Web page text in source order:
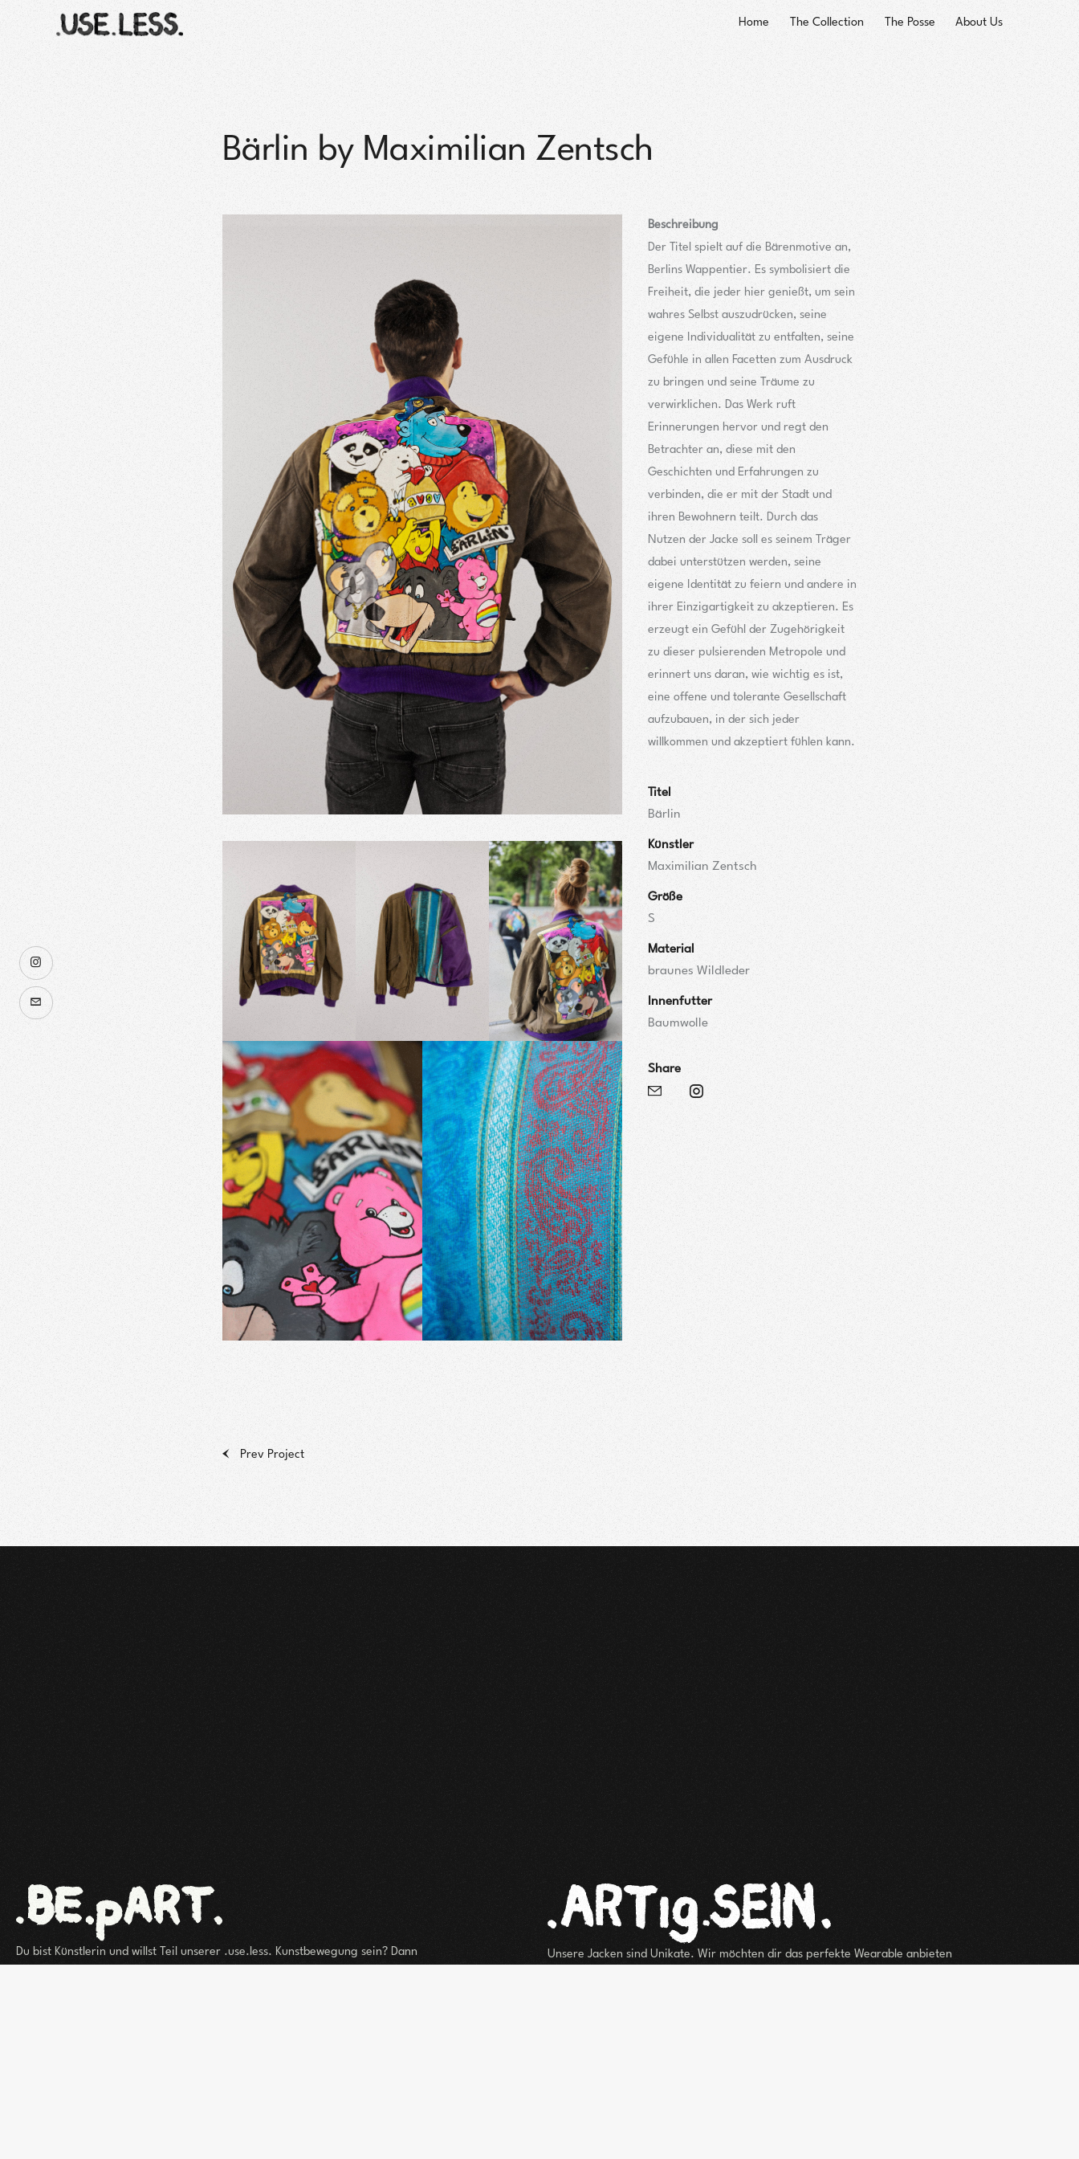
Home The Collection The Posse About Us
Bärlin by Maximilian Zentsch
Beschreibung
Der Titel spielt auf die Bärenmotive an,
Berlins Wappentier. Es symbolisiert die
Freiheit, die jeder hier genießt, um sein
wahres Selbst auszudrücken, seine
eigene Individualität zu entfalten, seine
Gefühle in allen Facetten zum Ausdruck
zu bringen und seine Träume zu
verwirklichen. Das Werk ruft
Erinnerungen hervor und regt den
Betrachter an, diese mit den
Geschichten und Erfahrungen zu
verbinden, die er mit der Stadt und
ihren Bewohnern teilt. Durch das
Nutzen der Jacke soll es seinem Träger
dabei unterstützen werden, seine
eigene Identität zu feiern und andere in
ihrer Einzigartigkeit zu akzeptieren. Es
erzeugt ein Gefühl der Zugehörigkeit
zu dieser pulsierenden Metropole und
erinnert uns daran, wie wichtig es ist,
eine offene und tolerante Gesellschaft
aufzubauen, in der sich jeder
willkommen und akzeptiert fühlen kann.
Titel
Bärlin
Künstler
Maximilian Zentsch
Größe
S
Material
braunes Wildleder
Innenfutter
Baumwolle
Share
Prev Project
Du bist Künstlerin und willst Teil unserer .use.less. Kunstbewegung sein? Dann
Unsere Jacken sind Unikate. Wir möchten dir das perfekte Wearable anbieten